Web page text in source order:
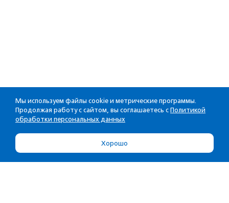
Мы используем файлы cookie и метрические программы.
Продолжая работу с сайтом, вы соглашаетесь с Политикой
обработки персональных данных
Хорошо